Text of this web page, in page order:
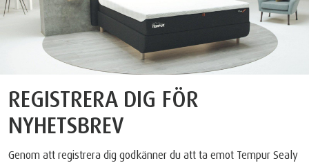
REGISTRERA DIG FÖR
NYHETSBREV
Genom att registrera dig godkänner du att ta emot Tempur Sealy